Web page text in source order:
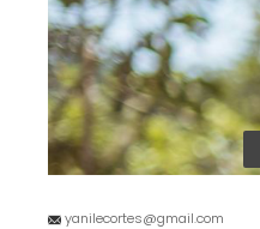
yanilecortes@gmail.com